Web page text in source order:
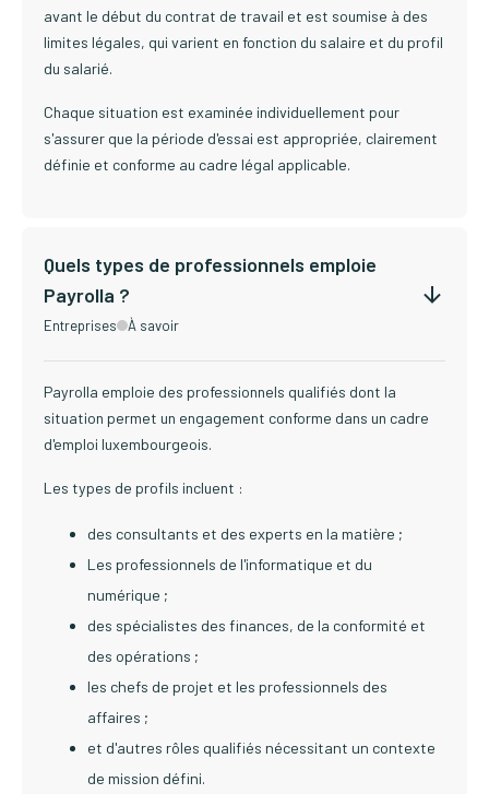
avant le début du contrat de travail et est soumise à des
limites légales, qui varient en fonction du salaire et du profil
du salarié.
Chaque situation est examinée individuellement pour
s'assurer que la période d'essai est appropriée, clairement
définie et conforme au cadre légal applicable.
Quels types de professionnels emploie
Payrolla ?
Entreprises À savoir
Payrolla emploie des professionnels qualifiés dont la
situation permet un engagement conforme dans un cadre
d'emploi luxembourgeois.
Les types de profils incluent :
des consultants et des experts en la matière ;
Les professionnels de l'informatique et du
numérique ;
des spécialistes des finances, de la conformité et
des opérations ;
les chefs de projet et les professionnels des
affaires ;
et d'autres rôles qualifiés nécessitant un contexte
de mission défini.